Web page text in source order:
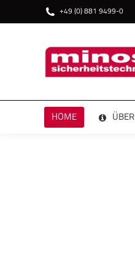
+49 (0) 881 9499-0
HOME ÜBER